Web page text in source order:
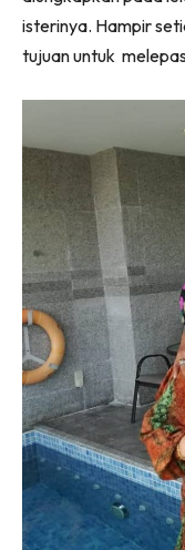
isterinya. Hampir
tujuan untuk